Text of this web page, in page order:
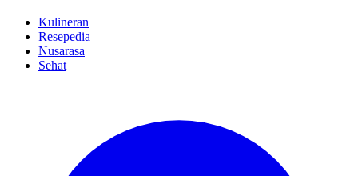
Kulineran
Resepedia
Nusarasa
Sehat